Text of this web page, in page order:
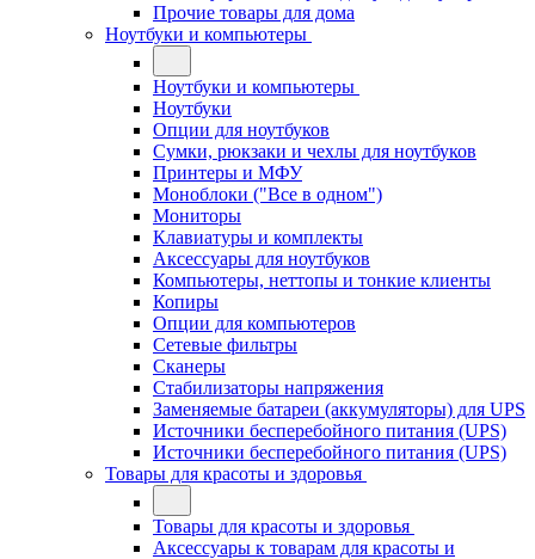
Прочие товары для дома
Ноутбуки и компьютеры
Ноутбуки и компьютеры
Ноутбуки
Опции для ноутбуков
Сумки, рюкзаки и чехлы для ноутбуков
Принтеры и МФУ
Моноблоки ("Все в одном")
Мониторы
Клавиатуры и комплекты
Аксессуары для ноутбуков
Компьютеры, неттопы и тонкие клиенты
Копиры
Опции для компьютеров
Сетевые фильтры
Сканеры
Стабилизаторы напряжения
Заменяемые батареи (аккумуляторы) для UPS
Источники бесперебойного питания (UPS)
Источники бесперебойного питания (UPS)
Товары для красоты и здоровья
Товары для красоты и здоровья
Аксессуары к товарам для красоты и